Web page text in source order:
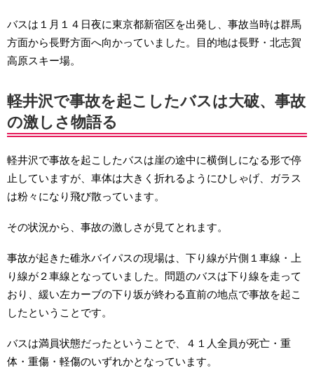
バスは１月１４日夜に東京都新宿区を出発し、事故当時は群馬
方面から長野方面へ向かっていました。目的地は長野・北志賀
高原スキー場。
軽井沢で事故を起こしたバスは大破、事故
の激しさ物語る
軽井沢で事故を起こしたバスは崖の途中に横倒しになる形で停
止していますが、車体は大きく折れるようにひしゃげ、ガラス
は粉々になり飛び散っています。
その状況から、事故の激しさが見てとれます。
事故が起きた碓氷バイパスの現場は、下り線が片側１車線・上
り線が２車線となっていました。問題のバスは下り線を走って
おり、緩い左カーブの下り坂が終わる直前の地点で事故を起こ
したということです。
バスは満員状態だったということで、４１人全員が死亡・重
体・重傷・軽傷のいずれかとなっています。